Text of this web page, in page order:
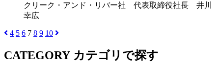
クリーク・アンド・リバー社 代表取締役社長 井川
幸広
4 5 6 7 8 9 10
CATEGORY カテゴリで探す